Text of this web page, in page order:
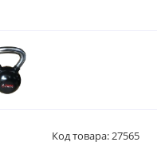
Код товара: 27565